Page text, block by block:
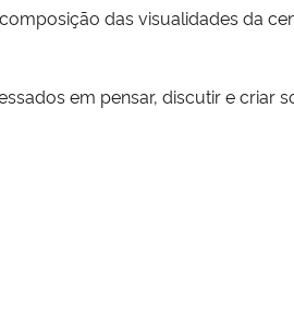
das visualidades da
em pensar, discutir e